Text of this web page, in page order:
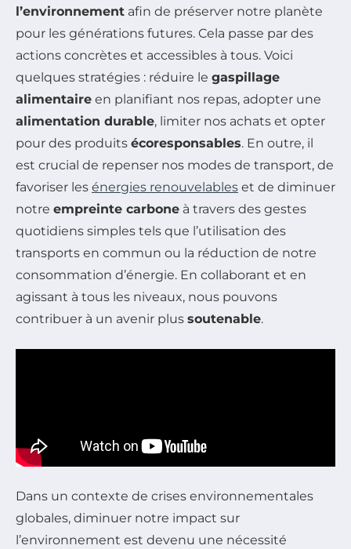
l’environnement afin de préserver notre planète
pour les générations futures. Cela passe par des
actions concrètes et accessibles à tous. Voici
quelques stratégies : réduire le gaspillage
alimentaire en planifiant nos repas, adopter une
alimentation durable, limiter nos achats et opter
pour des produits écoresponsables. En outre, il
est crucial de repenser nos modes de transport, de
favoriser les énergies renouvelables et de diminuer
notre empreinte carbone à travers des gestes
quotidiens simples tels que l’utilisation des
transports en commun ou la réduction de notre
consommation d’énergie. En collaborant et en
agissant à tous les niveaux, nous pouvons
contribuer à un avenir plus soutenable.
Dans un contexte de crises environnementales
globales, diminuer notre impact sur
l’environnement est devenu une nécessité